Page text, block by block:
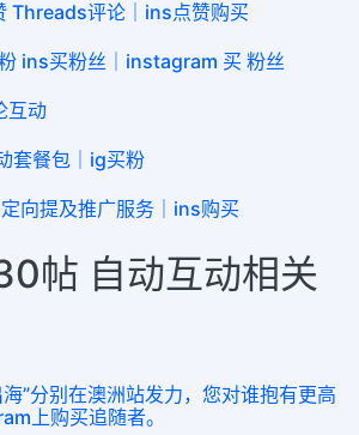
Threads评论｜ins点赞购买
ins买粉丝｜instagram 买 粉丝
互动
套餐包｜ig买粉
向提及推广服务｜ins购买
帖 自动互动相关
”分别在澳洲站发力，您对谁抱有更高
上购买追随者。